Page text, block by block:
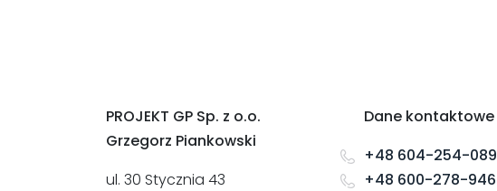
PROJEKT GP Sp. z o.o.
Grzegorz Piankowski
ul. 30 Stycznia 43
Dane kontaktowe
+48 604-254-089
+48 600-278-946